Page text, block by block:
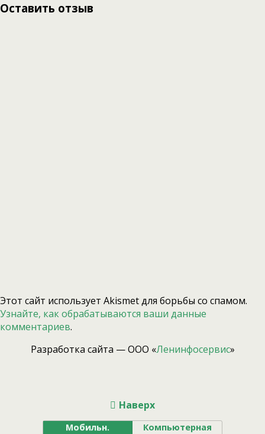
Оставить отзыв
Этот сайт использует Akismet для борьбы со спамом.
Узнайте, как обрабатываются ваши данные
комментариев.
Разработка сайта — ООО «Ленинфосервис»
Наверх
Мобильн. Компьютерная